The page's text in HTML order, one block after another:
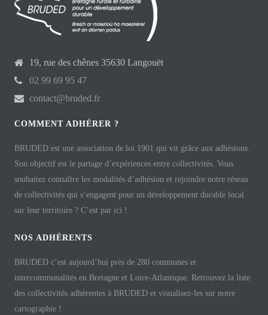
19, rue des chênes 35630 Langouët
02 99 69 95 47
contact@bruded.fr
COMMENT ADHÉRER ?
BRUDED est une association de loi 1901 qui vit grâce aux adhésions.
Son objectif est le partage d’expériences entre collectivités. Vous
souhaitez connaître les modalités d’adhésion et rejoindre notre réseau
de collectivités qui s’engagent pour un développement durable local
sur leur territoire ? C’est par ici !
NOS ADHÉRENTS
BRUDED c’est aujourd’hui près de 280 communes et
intercommunalités en Bretagne et Loire-Atlantique. Retrouvez la liste
des collectivités adhérentes à BRUDED et visualisez-les sur notre
cartographie !